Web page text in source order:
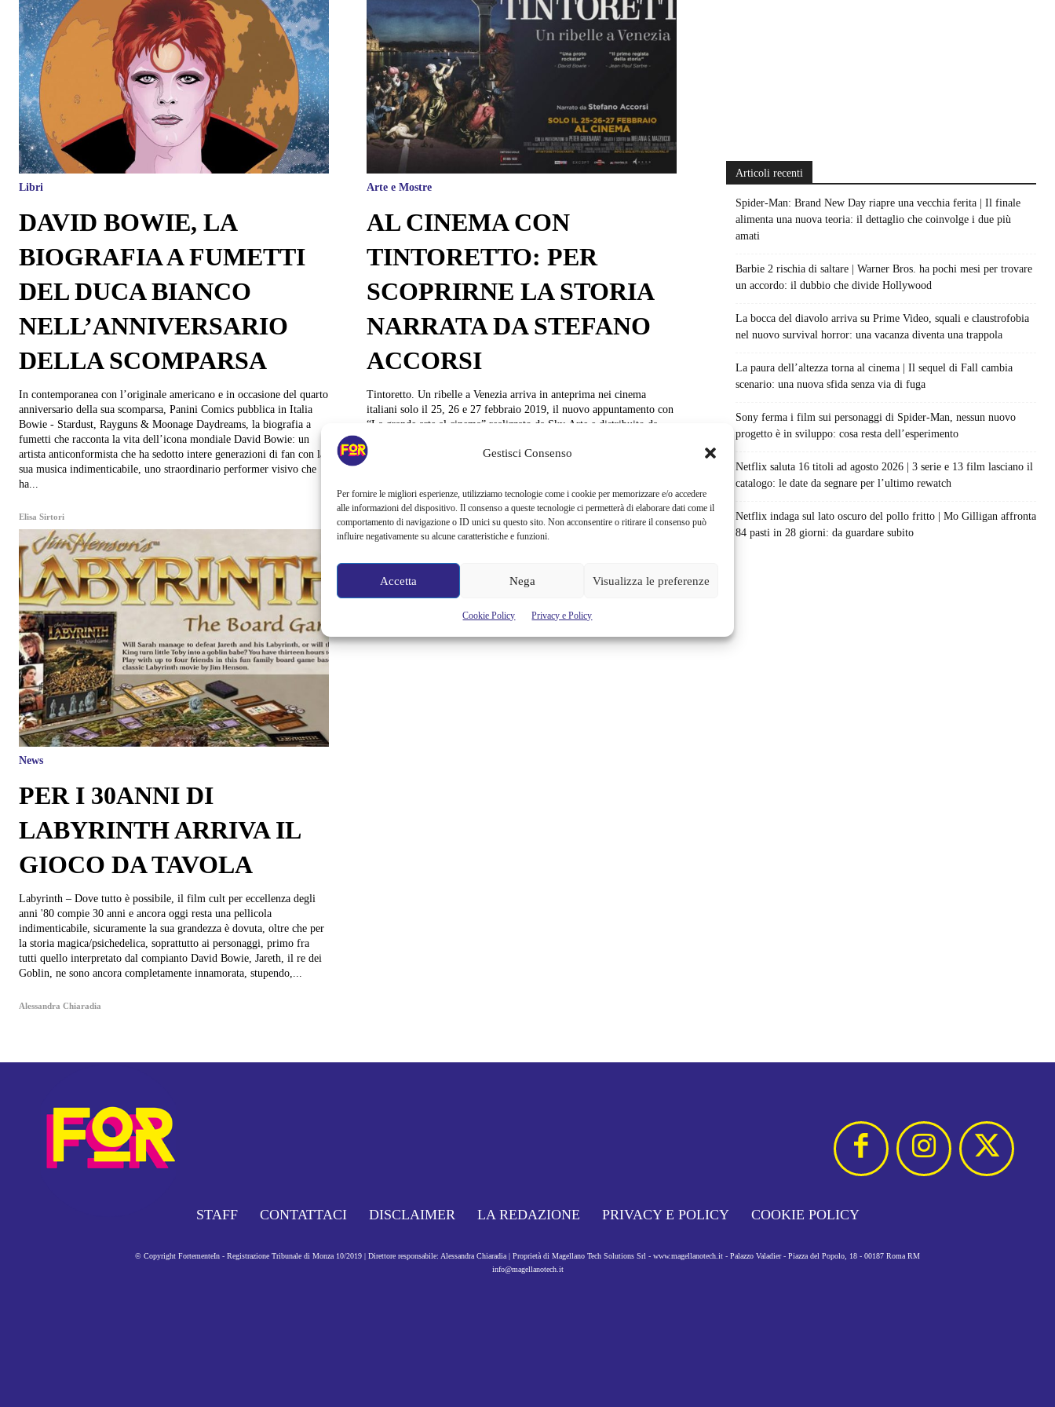
Gestisci Consenso
Per fornire le migliori esperienze, utilizziamo tecnologie come i cookie per memorizzare e/o accedere
alle informazioni del dispositivo. Il consenso a queste tecnologie ci permetterà di elaborare dati come il
comportamento di navigazione o ID unici su questo sito. Non acconsentire o ritirare il consenso può
influire negativamente su alcune caratteristiche e funzioni.
Accetta Nega Visualizza le preferenze
Cookie Policy Privacy e Policy
Libri
DAVID BOWIE, LA
BIOGRAFIA A FUMETTI
DEL DUCA BIANCO
NELL’ANNIVERSARIO
DELLA SCOMPARSA
In contemporanea con l’originale americano e in occasione del quarto
anniversario della sua scomparsa, Panini Comics pubblica in Italia
Bowie - Stardust, Rayguns & Moonage Daydreams, la biografia a
fumetti che racconta la vita dell’icona mondiale David Bowie: un
artista anticonformista che ha sedotto intere generazioni di fan con la
sua musica indimenticabile, uno straordinario performer visivo che
ha...
Elisa Sirtori
Arte e Mostre
AL CINEMA CON
TINTORETTO: PER
SCOPRIRNE LA STORIA
NARRATA DA STEFANO
ACCORSI
Tintoretto. Un ribelle a Venezia arriva in anteprima nei cinema
italiani solo il 25, 26 e 27 febbraio 2019, il nuovo appuntamento con
“La grande arte al cinema” realizzato da Sky Arte e distribuito da
Venezia, se non in questi giorni frenetici di carnevale? E quale
Fabio Muggia
News
PER I 30ANNI DI
LABYRINTH ARRIVA IL
GIOCO DA TAVOLA
Labyrinth – Dove tutto è possibile, il film cult per eccellenza degli
anni '80 compie 30 anni e ancora oggi resta una pellicola
indimenticabile, sicuramente la sua grandezza è dovuta, oltre che per
la storia magica/psichedelica, soprattutto ai personaggi, primo fra
tutti quello interpretato dal compianto David Bowie, Jareth, il re dei
Goblin, ne sono ancora completamente innamorata, stupendo,...
Alessandra Chiaradia
Articoli recenti
Spider-Man: Brand New Day riapre una vecchia ferita | Il finale
alimenta una nuova teoria: il dettaglio che coinvolge i due più
amati
Barbie 2 rischia di saltare | Warner Bros. ha pochi mesi per trovare
un accordo: il dubbio che divide Hollywood
La bocca del diavolo arriva su Prime Video, squali e claustrofobia
nel nuovo survival horror: una vacanza diventa una trappola
La paura dell’altezza torna al cinema | Il sequel di Fall cambia
scenario: una nuova sfida senza via di fuga
Sony ferma i film sui personaggi di Spider-Man, nessun nuovo
progetto è in sviluppo: cosa resta dell’esperimento
Netflix saluta 16 titoli ad agosto 2026 | 3 serie e 13 film lasciano il
catalogo: le date da segnare per l’ultimo rewatch
Netflix indaga sul lato oscuro del pollo fritto | Mo Gilligan affronta
84 pasti in 28 giorni: da guardare subito
STAFF CONTATTACI DISCLAIMER LA REDAZIONE PRIVACY E POLICY COOKIE POLICY
© Copyright FortementeIn - Registrazione Tribunale di Monza 10/2019 | Direttore responsabile: Alessandra Chiaradia | Proprietà di Magellano Tech Solutions Srl - www.magellanotech.it - Palazzo Valadier - Piazza del Popolo, 18 - 00187 Roma RM
info@magellanotech.it